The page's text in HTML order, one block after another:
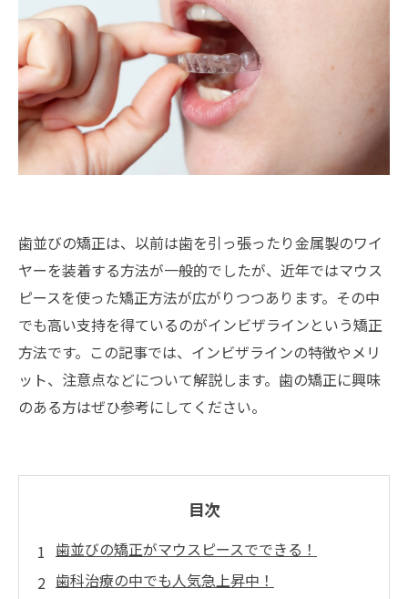
歯並びの矯正は、以前は歯を引っ張ったり金属製のワイ
ヤーを装着する方法が一般的でしたが、近年ではマウス
ピースを使った矯正方法が広がりつつあります。その中
でも高い支持を得ているのがインビザラインという矯正
方法です。この記事では、インビザラインの特徴やメリ
ット、注意点などについて解説します。歯の矯正に興味
のある方はぜひ参考にしてください。
目次
歯並びの矯正がマウスピースでできる！
歯科治療の中でも人気急上昇中！